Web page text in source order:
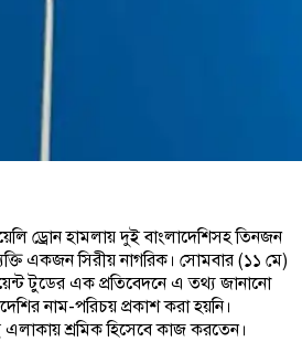
ড্রোন হামলায় দুই বাংলাদেশিসহ তিনজন
একজন সিরীয় নাগরিক। সোমবার (১১ মে)
টুডের এক প্রতিবেদনে এ তথ্য জানানো
নাম-পরিচয় প্রকাশ করা হয়নি।
এলাকায় শ্রমিক হিসেবে কাজ করতেন।